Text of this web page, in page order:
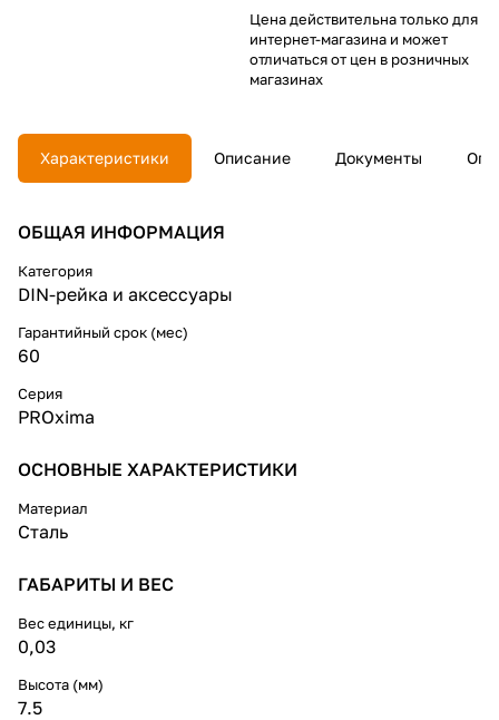
Цена действительна только для
интернет-магазина и может
отличаться от цен в розничных
магазинах
Характеристики Описание Документы
ОБЩАЯ ИНФОРМАЦИЯ
Категория
DIN-рейка и аксессуары
Гарантийный срок (мес)
60
Серия
PROxima
ОСНОВНЫЕ ХАРАКТЕРИСТИКИ
Материал
Сталь
ГАБАРИТЫ И ВЕС
Вес единицы, кг
0,03
Высота (мм)
7.5